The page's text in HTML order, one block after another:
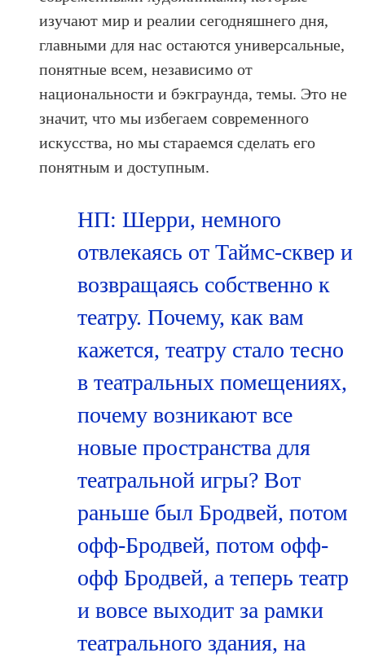
изучают мир и реалии сегодняшнего дня,
главными для нас остаются универсальные,
понятные всем, независимо от
национальности и бэкграунда, темы. Это не
значит, что мы избегаем современного
искусства, но мы стараемся сделать его
понятным и доступным.
НП: Шерри, немного
отвлекаясь от Таймс-сквер и
возвращаясь собственно к
театру. Почему, как вам
кажется, театру стало тесно
в театральных помещениях,
почему возникают все
новые пространства для
театральной игры? Вот
раньше был Бродвей, потом
офф-Бродвей, потом офф-
офф Бродвей, а теперь театр
и вовсе выходит за рамки
театрального здания, на